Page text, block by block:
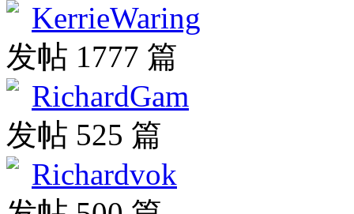
KerrieWaring
发帖 1777 篇
RichardGam
发帖 525 篇
Richardvok